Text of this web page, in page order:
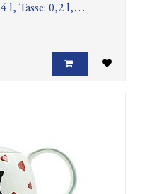
l, Tasse: 0,2 l,
Ø 5,5 cm Tasse: H 6